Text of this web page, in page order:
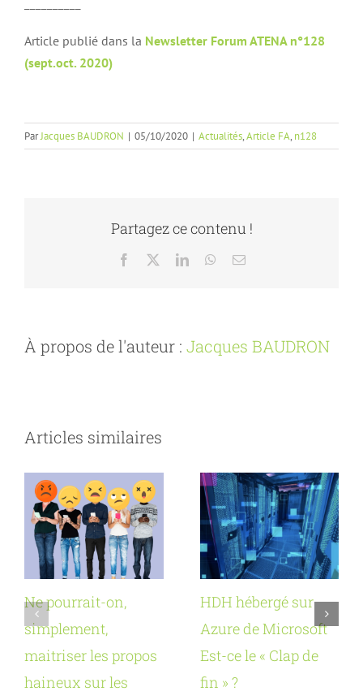
Article publié dans la Newsletter Forum ATENA n°128
(sept.oct. 2020)
ParJacques BAUDRON | 05/10/2020 | Actualités,Article FA, n128
Partagez ce contenu !
Facebook LinkedInWhatsApp
Email
À propos de l'auteur : Jacques BAUDRON
Articles similaires
Ne pourrait-on,
simplement,
maitriser les propos
haineux sur les
HDH hébergé sur
Azure de Microsoft
Est-ce le « Clap de
fin » ?